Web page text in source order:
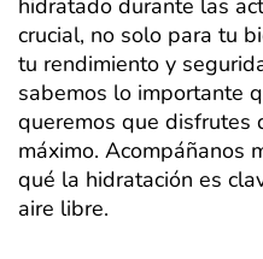
hidratado durante las
crucial, no solo para tu
tu rendimiento y
sabemos lo importante
queremos que disfrutes
máximo. Acompáñanos
qué la hidratación es
aire libre.